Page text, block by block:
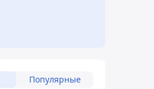
Популярные